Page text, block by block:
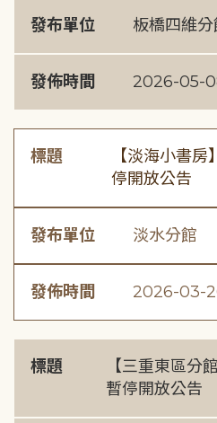
發布單位 板橋四維分
發佈時間 2026-05-
標題
【淡海小書
停開放公告
發布單位 淡水分館
發佈時間 2026-03-
標題
【三重東區分
暫停開放公告